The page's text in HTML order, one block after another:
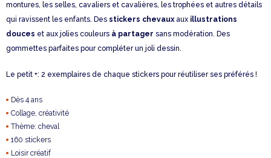
montures, les selles, cavaliers et cavalières, les trophées et autres détails
qui ravissent les enfants. Des stickers chevauxaux illustrations
douces et aux jolies couleurs à partager sans modération. Des
gommettes parfaites pour compléter un joli dessin.
Le petit +: 2 exemplaires de chaque stickers pour réutiliser ses préférés !
Dès 4 ans
Collage, créativité
Thème: cheval
160 stickers
Loisir créatif